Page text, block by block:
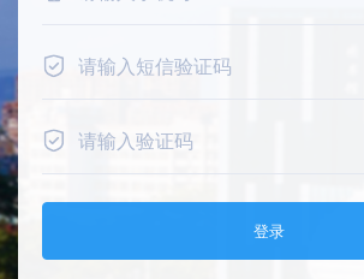
登录